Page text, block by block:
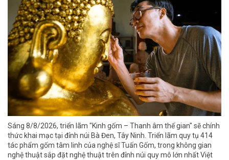
Sáng 8/8/2026, triển lãm "Kinh gốm – Thanh âm thế gian" sẽ chính
thức khai mạc tại đỉnh núi Bà Đen, Tây Ninh. Triển lãm quy tụ 414
tác phẩm gốm tâm linh của nghệ sĩ Tuấn Gốm, trong không gian
nghệ thuật sắp đặt nghệ thuật trên đỉnh núi quy mô lớn nhất Việt